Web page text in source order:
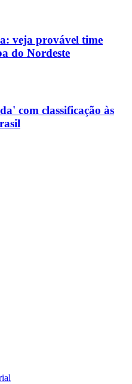
veja provável time
do Nordeste
com classificação às